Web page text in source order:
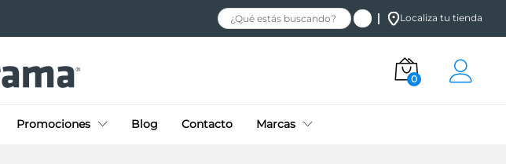
Localiza tu tienda
0
Promociones Blog Contacto Marcas